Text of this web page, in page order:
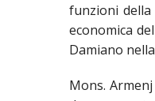
funzioni
economica
Damiano
Mons.